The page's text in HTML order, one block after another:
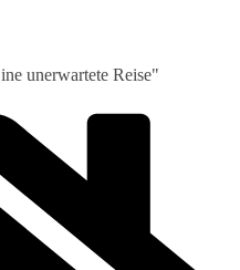
unerwartete Reise"